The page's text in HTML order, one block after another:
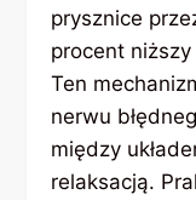
prysznice
procent
Ten
nerwu
między
relaksacją.